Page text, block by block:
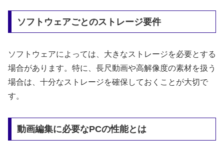
ソフトウェアごとのストレージ要件
ソフトウェアによっては、大きなストレージを必要とする
場合があります。特に、長尺動画や高解像度の素材を扱う
場合は、十分なストレージを確保しておくことが大切で
す。
動画編集に必要なPCの性能とは